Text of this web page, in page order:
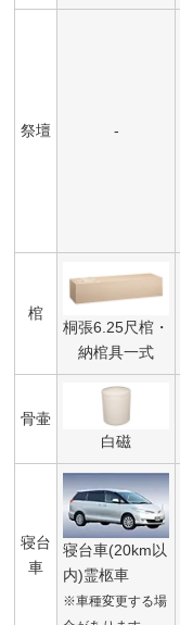
祭壇 -
棺
桐張6.25尺棺・
納棺具一式
骨壷
白磁
寝台
車
寝台車(20km以
内)霊柩車
※車種変更する場